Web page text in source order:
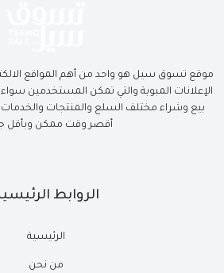
موقع تسوق سيل هو واحد من أهم المواقع
الإعلانات المبوبة والتي تمكن المستخدمين
بيع وشراء مختلف السلع والمنتجات والخدمات
أقصر وقت ممكن وبأقل
الروابط
الرئيسية
من نحن